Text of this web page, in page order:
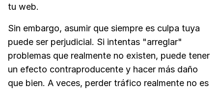
tu web.
Sin embargo, asumir que siempre es culpa tuya
puede ser perjudicial. Si intentas "arreglar"
problemas que realmente no existen, puede tener
un efecto contraproducente y hacer más daño
que bien. A veces, perder tráfico realmente no es